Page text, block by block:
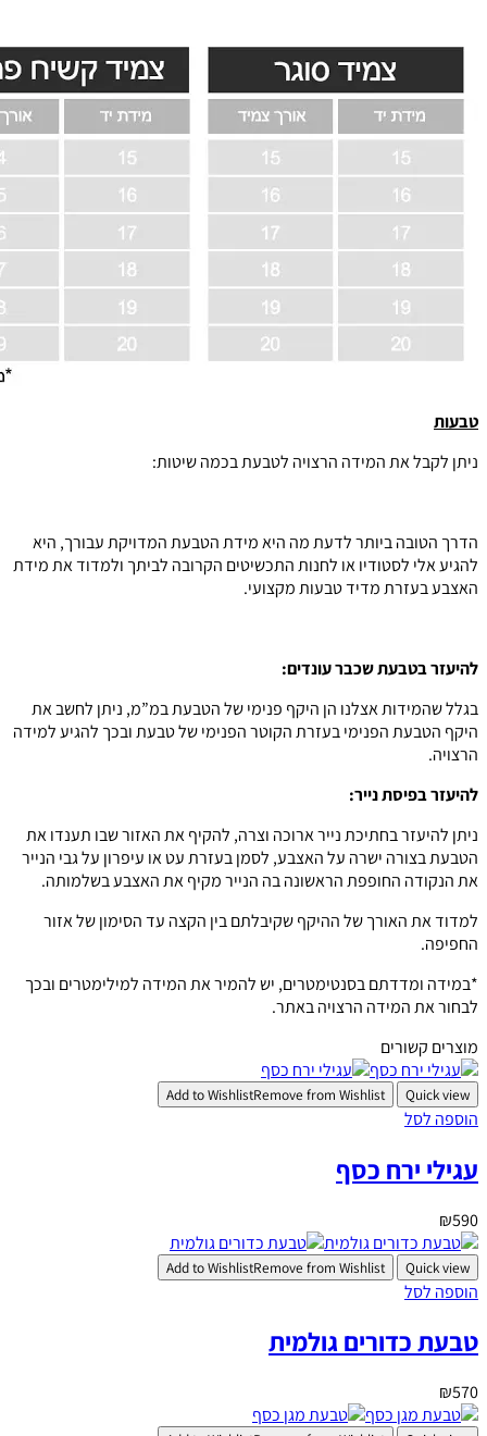
טבעות
ניתן לקבל את המידה הרצויה לטבעת בכמה שיטות:
הדרך הטובה ביותר לדעת מה היא מידת הטבעת המדויקת עבורך, היא
להגיע אלי לסטודיו או לחנות התכשיטים הקרובה לביתך ולמדוד את מידת
האצבע בעזרת מדיד טבעות מקצועי.
להיעזר בטבעת שכבר עונדים:
בגלל שהמידות אצלנו הן היקף פנימי של הטבעת במ”מ, ניתן לחשב את
היקף הטבעת הפנימי בעזרת הקוטר הפנימי של טבעת ובכך להגיע למידה
הרצויה.
להיעזר בפיסת נייר:
ניתן להיעזר בחתיכת נייר ארוכה וצרה, להקיף את האזור שבו תענדו את
הטבעת בצורה ישרה על האצבע, לסמן בעזרת עט או עיפרון על גבי הנייר
את הנקודה החופפת הראשונה בה הנייר מקיף את האצבע בשלמותה.
למדוד את האורך של ההיקף שקיבלתם בין הקצה עד הסימון של אזור
החפיפה.
*במידה ומדדתם בסנטימטרים, יש להמיר את המידה למילימטרים ובכך
לבחור את המידה הרצויה באתר.
מוצרים קשורים
Quick view
Add to WishlistRemove from Wishlist
הוספה לסל
עגילי ירח כסף
₪590
Quick view
Add to WishlistRemove from Wishlist
הוספה לסל
טבעת כדורים גולמית
₪570